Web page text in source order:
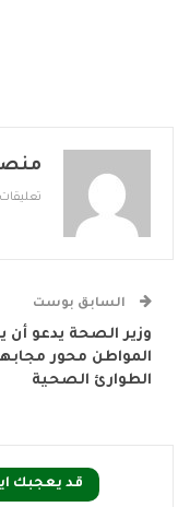
تعليقات
السابق بوست
وزير الصحة يدعو أن
المواطن محور
الطوارئ الصحية
قد يعجبك